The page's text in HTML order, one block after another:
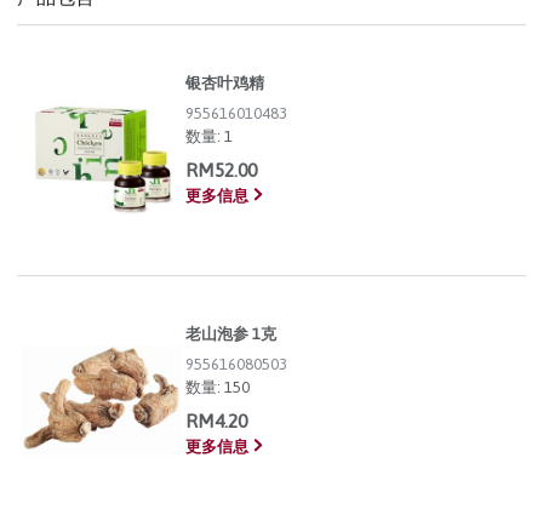
银杏叶鸡精
955616010483
数量: 1
RM52.00
更多信息
老山泡参 1克
955616080503
数量: 150
RM4.20
更多信息